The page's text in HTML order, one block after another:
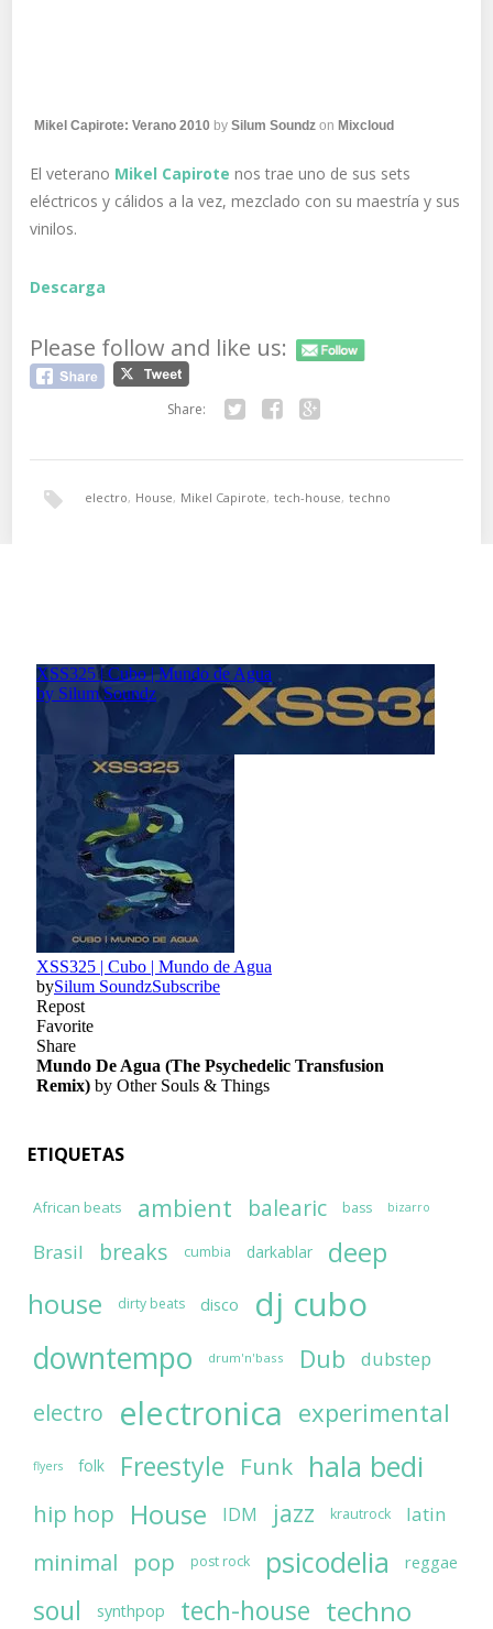
Mikel Capirote: Verano 2010 bySilum Soundz onMixcloud
El veterano Mikel Capirote nos trae uno de sus sets
eléctricos y cálidos a la vez, mezclado con su maestría y sus
vinilos.
Descarga
Please follow and like us:
Share:
electro, House, Mikel Capirote, tech-house, techno
ETIQUETAS
African beats ambient balearic bass bizarro
Brasil breaks cumbia darkablar
deep
house
dirty beats disco dj cubo
downtempo drum'n'bass Dub dubstep
electro electronica experimental
flyers folk Freestyle Funk hala bedi
hip hop House IDM jazz krautrock latin
minimal pop post rock psicodelia reggae
soul synthpop tech-house techno